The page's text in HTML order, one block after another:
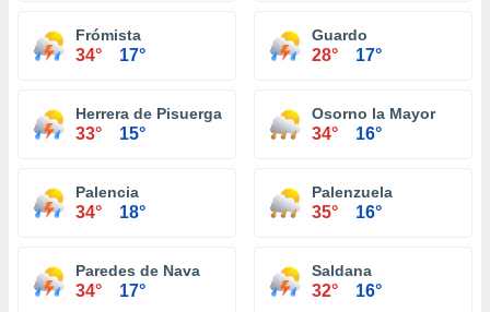
Frómista
34° 17°
Guardo
28° 17°
Herrera de Pisuerga
33° 15°
Osorno la Mayor
34° 16°
Palencia
34° 18°
Palenzuela
35° 16°
Paredes de Nava
34° 17°
Saldana
32° 16°